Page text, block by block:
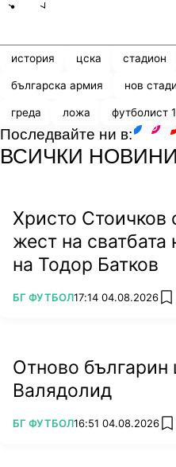
Благодарение на
година, а след това носи
Академика Лисабон
(1989–1990).
история цска стадион
българска армия нов
греда ложа футболист 1
Последвайте ни в:
ВСИЧКИ НОВИНИ
Христо Стоичков
жест на
на Тодор Батков
ПОВЕЧЕ ОТ
БГ ФУТБОЛ17:14 04.08.2026
Отново българин
Валядолид
ПОВЕЧЕ ОТ
БГ ФУТБОЛ16:51 04.08.2026